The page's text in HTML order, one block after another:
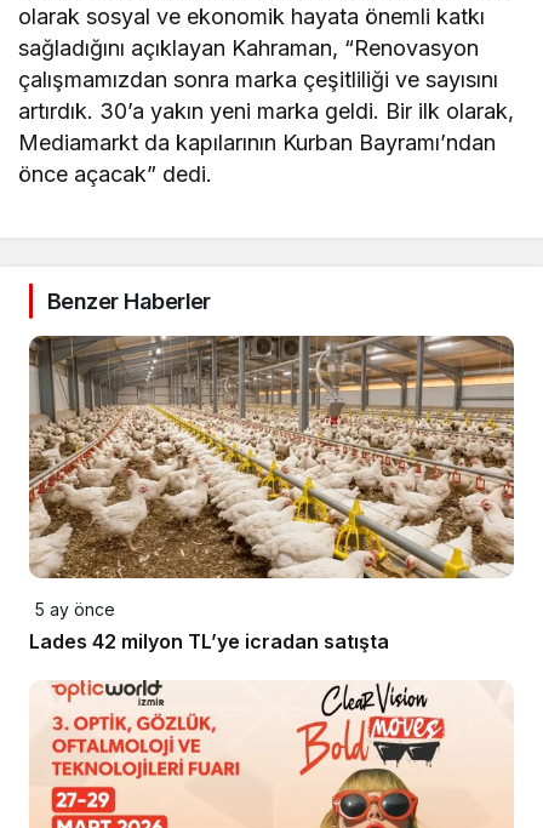
olarak sosyal ve ekonomik hayata önemli katkı
sağladığını açıklayan Kahraman, “Renovasyon
çalışmamızdan sonra marka çeşitliliği ve sayısını
artırdık. 30’a yakın yeni marka geldi. Bir ilk olarak,
Mediamarkt da kapılarının Kurban Bayramı’ndan
önce açacak” dedi.
Benzer Haberler
5 ay önce
Lades 42 milyon TL’ye icradan satışta